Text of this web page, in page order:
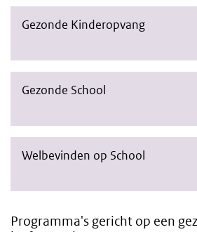
Gezonde Kinderopvang
Gezonde School
Welbevinden op School
Programma's gericht op een